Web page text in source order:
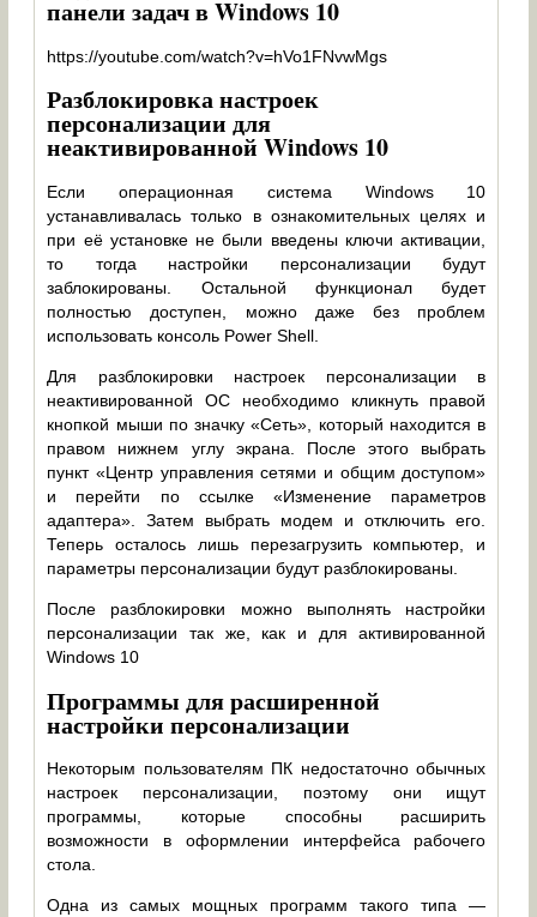
панели задач в Windows 10
https://youtube.com/watch?v=hVo1FNvwMgs
Разблокировка настроек
персонализации для
неактивированной Windows 10
Если операционная система Windows 10
устанавливалась только в ознакомительных целях и
при её установке не были введены ключи активации,
то тогда настройки персонализации будут
заблокированы. Остальной функционал будет
полностью доступен, можно даже без проблем
использовать консоль Power Shell.
Для разблокировки настроек персонализации в
неактивированной ОС необходимо кликнуть правой
кнопкой мыши по значку «Сеть», который находится в
правом нижнем углу экрана. После этого выбрать
пункт «Центр управления сетями и общим доступом»
и перейти по ссылке «Изменение параметров
адаптера». Затем выбрать модем и отключить его.
Теперь осталось лишь перезагрузить компьютер, и
параметры персонализации будут разблокированы.
После разблокировки можно выполнять настройки
персонализации так же, как и для активированной
Windows 10
Программы для расширенной
настройки персонализации
Некоторым пользователям ПК недостаточно обычных
настроек персонализации, поэтому они ищут
программы, которые способны расширить
возможности в оформлении интерфейса рабочего
стола.
Одна из самых мощных программ такого типа —